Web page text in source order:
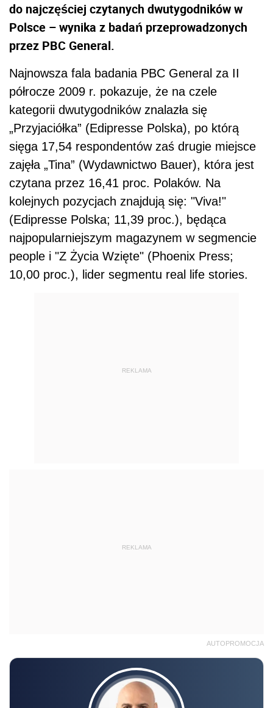
do najczęściej czytanych dwutygodników w
Polsce – wynika z badań przeprowadzonych
przez PBC General.
Najnowsza fala badania PBC General za II
półrocze 2009 r. pokazuje, że na czele
kategorii dwutygodników znalazła się
„Przyjaciółka” (Edipresse Polska), po którą
sięga 17,54 respondentów zaś drugie miejsce
zajęła „Tina” (Wydawnictwo Bauer), która jest
czytana przez 16,41 proc. Polaków. Na
kolejnych pozycjach znajdują się: "Viva!"
(Edipresse Polska; 11,39 proc.), będąca
najpopularniejszym magazynem w segmencie
people i "Z Życia Wzięte" (Phoenix Press;
10,00 proc.), lider segmentu real life stories.
REKLAMA
REKLAMA
AUTOPROMOCJA